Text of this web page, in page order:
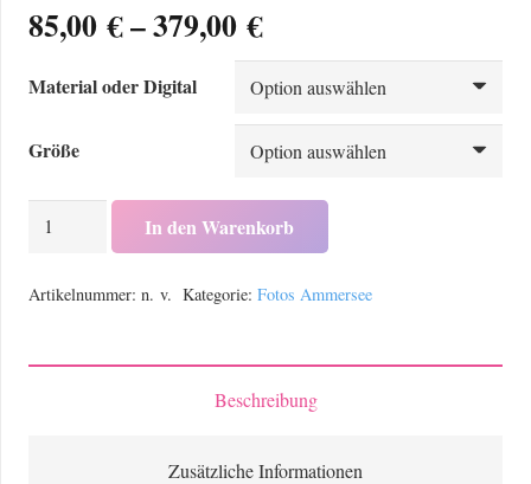
85,00€–379,00€Preisspanne:
85,00 €
bis
379,00 €
Material oder Digital
Größe
Luftaufnahme
In den Warenkorb
Artikelnummer: n. v. Kategorie: Fotos Ammersee
Beschreibung
Zusätzliche Informationen